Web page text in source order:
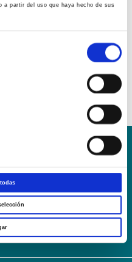
a partir del uso que haya hecho de sus
DE SERVICIOS
cookies
User Login